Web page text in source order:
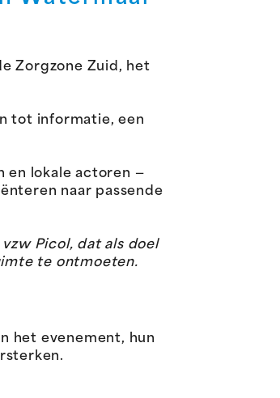
Zorgzone Zuid, het
tot informatie, een
en lokale actoren —
naar passende
Picol, dat als doel
te ontmoeten.
het evenement, hun